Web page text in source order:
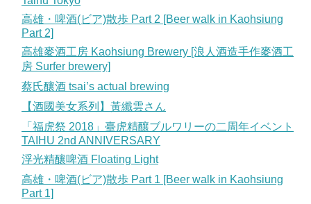
高雄・啤酒(ビア)散歩 Part 2 [Beer walk in Kaohsiung
Part 2]
高雄麥酒工房 Kaohsiung Brewery [浪人酒造手作麥酒工
房 Surfer brewery]
蔡氏釀酒 tsai’s actual brewing
【酒國美女系列】黃纖雲さん
「福虎祭 2018」臺虎精釀ブルワリーの二周年イベント
TAIHU 2nd ANNIVERSARY
浮光精釀啤酒 Floating Light
高雄・啤酒(ビア)散歩 Part 1 [Beer walk in Kaohsiung
Part 1]